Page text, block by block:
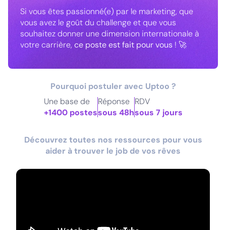
Si vous êtes passionné(e) par le marketing, que
vous avez le goût du challenge et que vous
souhaitez donner une dimension internationale à
votre carrière, ce poste est fait pour vous ! 🚀
Pourquoi postuler avec Uptoo ?
Une base de
+1400 postes
Réponse
sous 48h
RDV
sous 7 jours
Découvrez toutes nos ressources pour vous
aider à trouver le job de vos rêves